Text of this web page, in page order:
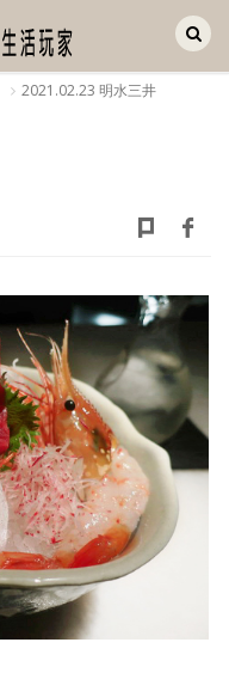
2021.02.23 明水三井